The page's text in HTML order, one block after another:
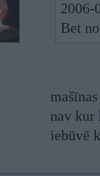
2006-
Bet
nav kur
iebūvē